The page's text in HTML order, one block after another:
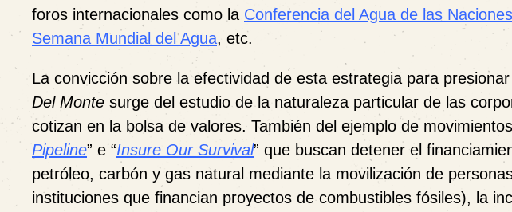
foros internacionales como la Conferencia del Agua de las
Semana Mundial del Agua, etc.
La convicción sobre la efectividad de esta estrategia para
Del Monte surge del estudio de la naturaleza particular de las
cotizan en la bolsa de valores. También del ejemplo de
Pipeline” e “Insure Our Survival” que buscan detener el
petróleo, carbón y gas natural mediante la movilización de
instituciones que financian proyectos de combustibles fósiles), la